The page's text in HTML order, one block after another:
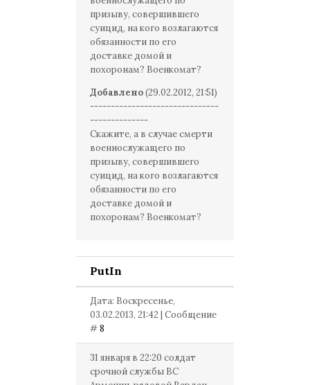
призыву, совершившего
суицид, на кого возлагаются
обязанности по его
доставке домой и
похоронам? Военкомат?
Добавлено(29.02.2012, 21:51)
-------------------------------
--------------
Скажите, а в случае смерти
военнослужащего по
призыву, совершившего
суицид, на кого возлагаются
обязанности по его
доставке домой и
похоронам? Военкомат?
PutIn
Дата: Воскресенье,
03.02.2013, 21:42 | Сообщение
#8
31 января в 22:20 солдат
срочной службы ВС